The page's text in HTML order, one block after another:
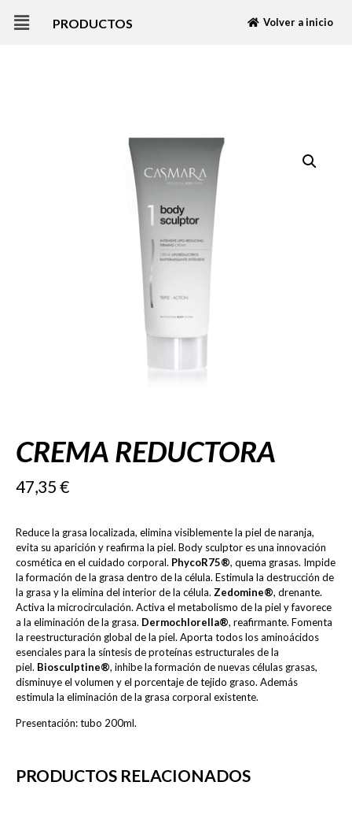
PRODUCTOS Volver a inicio
CREMA REDUCTORA
47,35 €
Reduce la grasa localizada, elimina visiblemente la piel de naranja,
evita su aparición y reafirma la piel. Body sculptor es una innovación
cosmética en el cuidado corporal. PhycoR75®, quema grasas. Impide
la formación de la grasa dentro de la célula. Estimula la destrucción de
la grasa y la elimina del interior de la célula. Zedomine®, drenante.
Activa la microcirculación. Activa el metabolismo de la piel y favorece
a la eliminación de la grasa. Dermochlorella®, reafirmante. Fomenta
la reestructuración global de la piel. Aporta todos los aminoácidos
esenciales para la síntesis de proteínas estructurales de la
piel. Biosculptine®, inhibe la formación de nuevas células grasas,
disminuye el volumen y el porcentaje de tejido graso. Además
estimula la eliminación de la grasa corporal existente.
Presentación: tubo 200ml.
PRODUCTOS RELACIONADOS